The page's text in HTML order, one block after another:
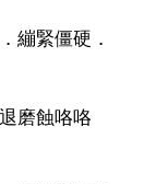
繃緊僵硬．
磨蝕咯咯